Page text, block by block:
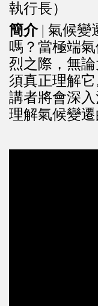
執行長）
簡介 | 氣候變
嗎？當極端
烈之際，無
須真正理解
講者將會深
理解氣候變遷